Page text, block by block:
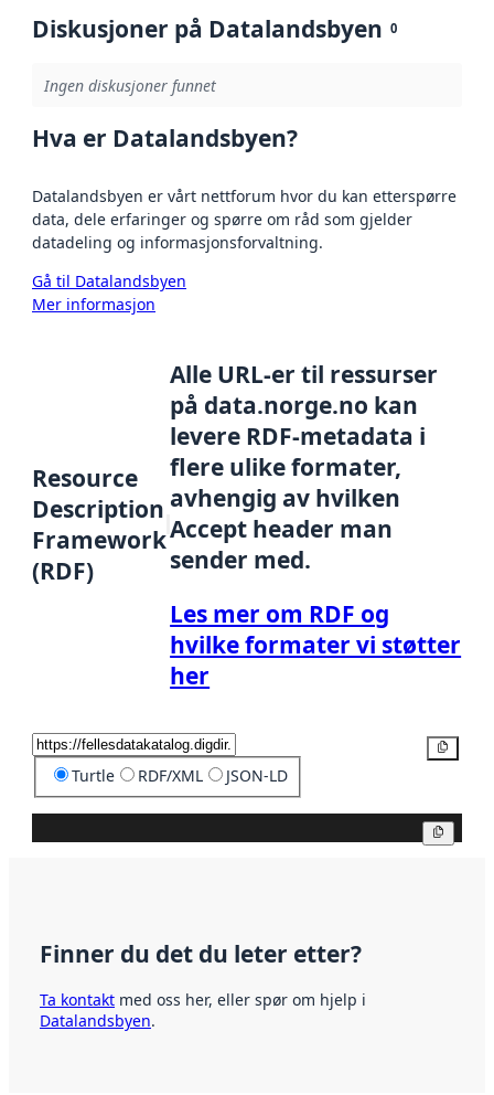
Diskusjoner på Datalandsbyen 0
Ingen diskusjoner funnet
Hva er Datalandsbyen?
Datalandsbyen er vårt nettforum hvor du kan etterspørre
data, dele erfaringer og spørre om råd som gjelder
datadeling og informasjonsforvaltning.
Gå til Datalandsbyen
Mer informasjon
Resource
Description
Framework
(RDF)
Alle URL-er til ressurser
på data.norge.no kan
levere RDF-metadata i
flere ulike formater,
avhengig av hvilken
Accept header man
sender med.
Les mer om RDF og
hvilke formater vi støtter
her
Turtle RDF/XML JSON-LD
Finner du det du leter etter?
Ta kontakt med oss her, eller spør om hjelp i
Datalandsbyen.